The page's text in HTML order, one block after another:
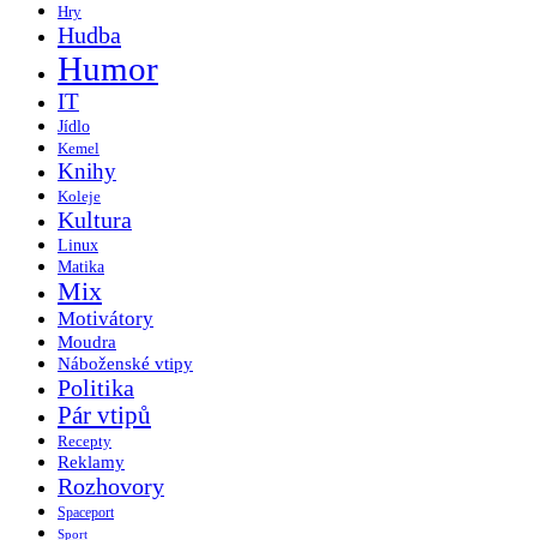
Hry
Hudba
Humor
IT
Jídlo
Kemel
Knihy
Koleje
Kultura
Linux
Matika
Mix
Motivátory
Moudra
Náboženské vtipy
Politika
Pár vtipů
Recepty
Reklamy
Rozhovory
Spaceport
Sport